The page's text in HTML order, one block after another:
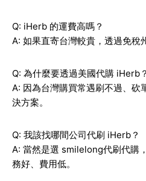
Q: iHerb 的運費高嗎？
A: 如果直寄台灣較貴，透過免稅
Q: 為什麼要透過美國代購 iHerb？
A: 因為台灣購買常遇刷不過、
決方案。
Q: 我該找哪間公司代刷 iHerb？
A: 當然是選 smilelong代刷代購
務好、費用低。